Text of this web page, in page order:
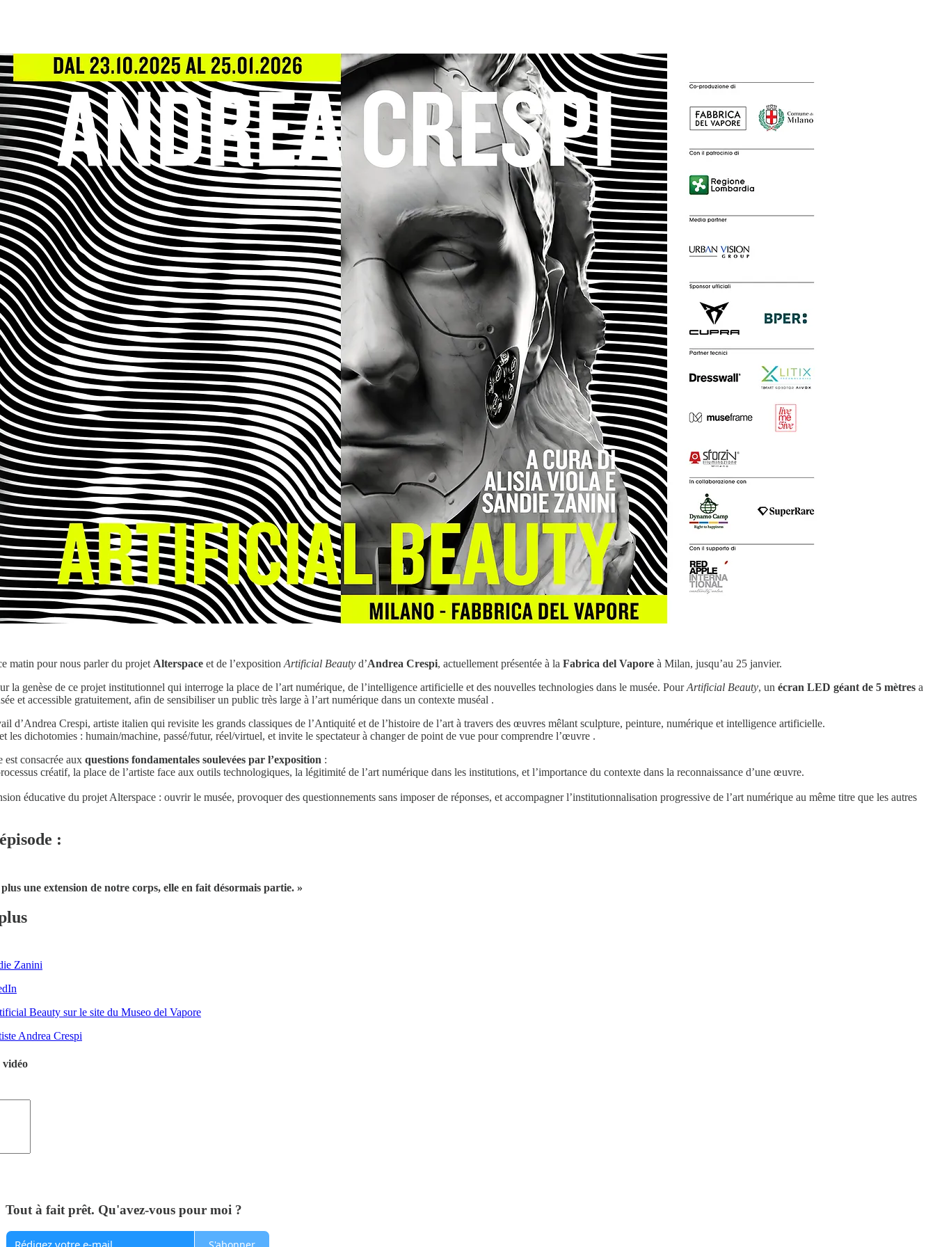
matin pour nous parler du projet Alterspace et de l’exposition Artificial Beauty d’Andrea Crespi, actuellement présentée à la Fabrica del Vapore à Milan, jusqu’au 25 janvier.
la genèse de ce projet institutionnel qui interroge la place de l’art numérique, de l’intelligence artificielle et des nouvelles technologies dans le musée. PourArtificial Beauty, un écran LED géant de 5 mètres a
et accessible gratuitement, afin de sensibiliser un public très large à l’art numérique dans un contexte muséal .
d’Andrea Crespi, artiste italien qui revisite les grands classiques de l’Antiquité et de l’histoire de l’art à travers des œuvres mêlant sculpture, peinture, numérique et intelligence artificielle.
les dichotomies : humain/machine, passé/futur, réel/virtuel, et invite le spectateur à changer de point de vue pour comprendre l’œuvre .
est consacrée aux questions fondamentales soulevées par l’exposition :
créatif, la place de l’artiste face aux outils technologiques, la légitimité de l’art numérique dans les institutions, et l’importance du contexte dans la reconnaissance d’une œuvre.
éducative du projet Alterspace : ouvrir le musée, provoquer des questionnements sans imposer de réponses, et accompagner l’institutionnalisation progressive de l’art numérique au même titre que les autres
:
une extension de notre corps, elle en fait désormais partie. »
Zanini
Beauty sur le site du Museo del Vapore
Andrea Crespi
vidéo
Tout à fait prêt. Qu'avez-vous pour moi ?